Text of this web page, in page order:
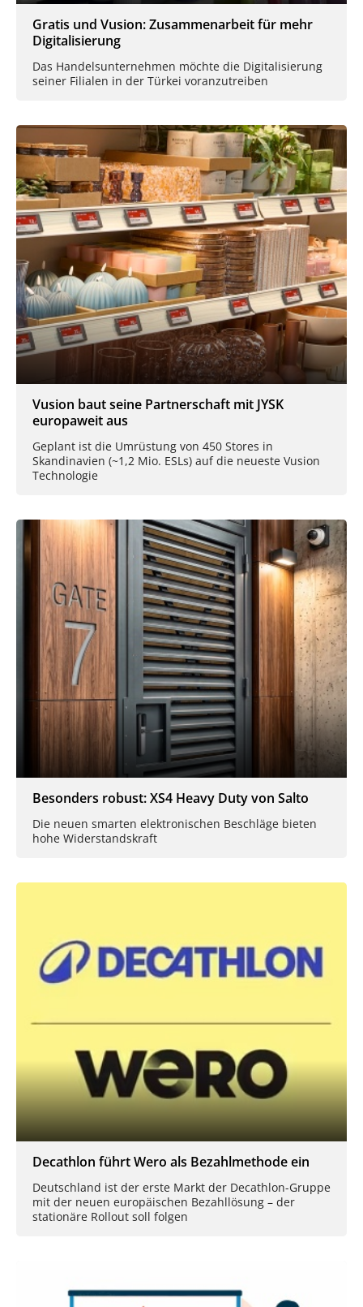
Gratis und Vusion: Zusammenarbeit für mehr
Digitalisierung
Das Handelsunternehmen möchte die Digitalisierung
seiner Filialen in der Türkei voranzutreiben
Vusion baut seine Partnerschaft mit JYSK
europaweit aus
Geplant ist die Umrüstung von 450 Stores in
Skandinavien (~1,2 Mio. ESLs) auf die neueste Vusion
Technologie
Besonders robust: XS4 Heavy Duty von Salto
Die neuen smarten elektronischen Beschläge bieten
hohe Widerstandskraft
Decathlon führt Wero als Bezahlmethode ein
Deutschland ist der erste Markt der Decathlon-Gruppe
mit der neuen europäischen Bezahllösung – der
stationäre Rollout soll folgen